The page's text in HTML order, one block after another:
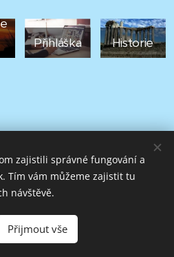
Přihláška Historie
Webnode
zajistili správné fungování a
Tím vám můžeme zajistit tu
návštěvě.
Přijmout vše